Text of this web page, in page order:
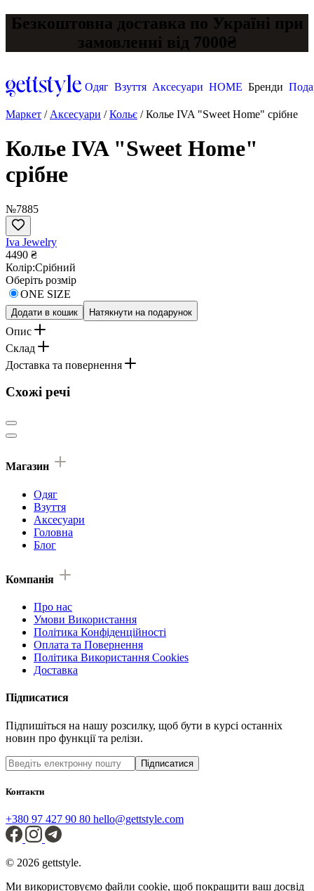
Безкоштовна доставка по Україні при
замовленні від 7000₴
Одяг Взуття Аксесуари HOME Бренди
Маркет / Аксесуари /Кольє /Колье IVA "Sweet Home" срібне
Колье IVA "Sweet Home"
срібне
№7885
Iva Jewelry
4490 ₴
Колір:Срібний
Оберіть розмір
ONE SIZE
Додати в кошик Натякнути на подарунок
Опис
Склад
Доставка та повернення
Схожі речі
Магазин
Одяг
Взуття
Аксесуари
Головна
Блог
Компанія
Про нас
Умови Використання
Політика Конфіденційності
Оплата та Повернення
Політика Використання Cookies
Доставка
Підписатися
Підпишіться на нашу розсилку, щоб бути в курсі останніх
новин про функції та релізи.
Підписатися
Контакти
+380 97 427 90 80 hello@gettstyle.com
© 2026 gettstyle.
Ми використовуємо файли cookie, щоб покращити ваш досвід